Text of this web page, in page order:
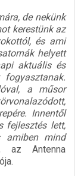
de nekünk
kerestünk az
és ami
helyett
aktuális és
a műsor
Innentől
fejlesztés lett,
amiben mind
Antenna